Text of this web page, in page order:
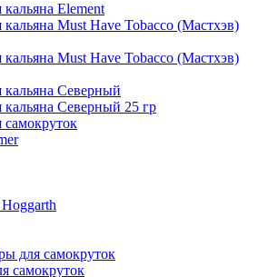
кальяна Element
кальяна Must Have Tobacco (Мастхэв)
кальяна Must Have Tobacco (Мастхэв)
кальяна Северный
кальяна Северный 25 гр
самокруток
для самокруток
самокруток